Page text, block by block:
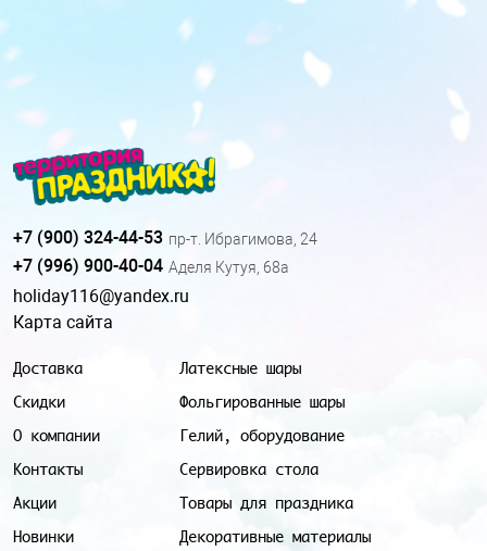
Доставка
Скидки
О компании
Контакты
Акции
Новинки
Латексные шары
Фольгированные шары
Гелий, оборудование
Сервировка стола
Товары для праздника
Декоративные материалы
+7 (900) 324-44-53 пр-т. Ибрагимова, 24
+7 (996) 900-40-04 Аделя Кутуя, 68а
holiday116@yandex.ru
Карта сайта